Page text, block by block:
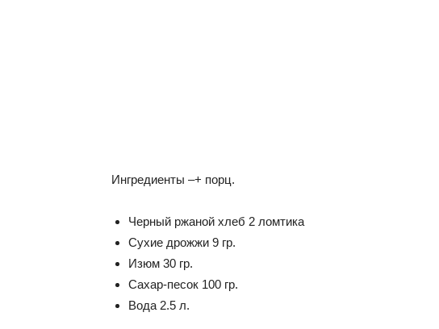
Ингредиенты –+ порц.
Черный ржаной хлеб 2 ломтика
Сухие дрожжи 9 гр.
Изюм 30 гр.
Сахар-песок 100 гр.
Вода 2.5 л.